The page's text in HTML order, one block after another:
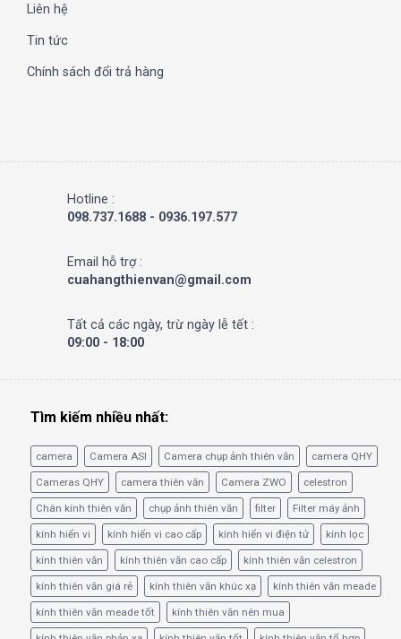
Liên hệ
Tin tức
Chính sách đổi trả hàng
Hotline :
098.737.1688 - 0936.197.577
Email hỗ trợ :
cuahangthienvan@gmail.com
Tất cả các ngày, trừ ngày lễ tết :
09:00 - 18:00
Tìm kiếm nhiều nhất:
camera Camera ASI Camera chụp ảnh thiên văn camera QHY
Cameras QHY camera thiên văn Camera ZWO celestron
Chân kính thiên văn chụp ảnh thiên văn filter Filter máy ảnh
kính hiển vi kính hiển vi cao cấp kính hiển vi điện tử kính lọc
kính thiên văn kính thiên văn cao cấp kính thiên văn celestron
kính thiên văn giá rẻ kính thiên văn khúc xạ kính thiên văn meade
kính thiên văn meade tốt kính thiên văn nên mua